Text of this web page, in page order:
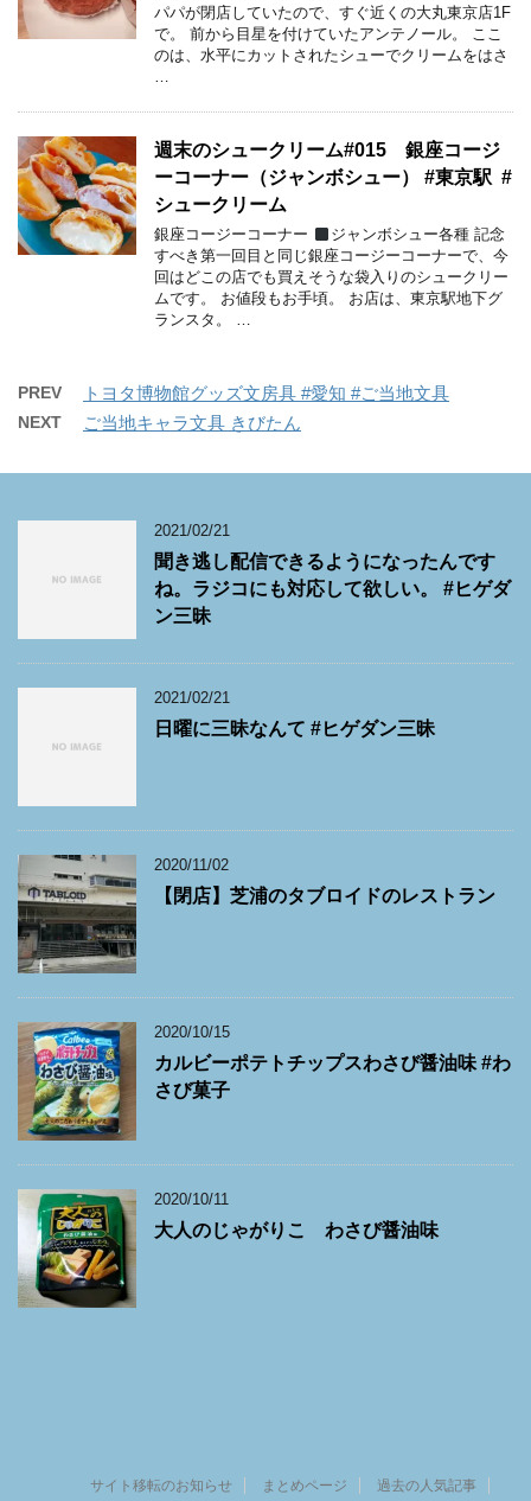
パパが閉店していたので、すぐ近くの大丸東京店1F
で。 前から目星を付けていたアンテノール。 ここ
のは、水平にカットされたシューでクリームをはさ
…
週末のシュークリーム#015 銀座コージ
ーコーナー（ジャンボシュー） #東京駅 #
シュークリーム
銀座コージーコーナー
ジャンボシュー各種 記念
すべき第一回目と同じ銀座コージーコーナーで、今
回はどこの店でも買えそうな袋入りのシュークリー
ムです。 お値段もお手頃。 お店は、東京駅地下グ
ランスタ。 …
PREV トヨタ博物館グッズ文房具 #愛知 #ご当地文具
NEXT ご当地キャラ文具 きびたん
2021/02/21
聞き逃し配信できるようになったんです
ね。ラジコにも対応して欲しい。 #ヒゲダ
ン三昧
2021/02/21
日曜に三昧なんて #ヒゲダン三昧
2020/11/02
【閉店】芝浦のタブロイドのレストラン
2020/10/15
カルビーポテトチップスわさび醤油味 #わ
さび菓子
2020/10/11
大人のじゃがりこ わさび醤油味
サイト移転のお知らせ まとめページ
過去の人気記事